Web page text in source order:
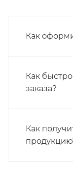
Как
Как
заказа?
Как